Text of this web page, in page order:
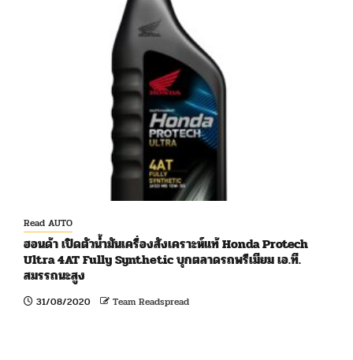
Read AUTO
ฮอนด้า เปิดตัวน้ำมันเครื่องสังเคราะห์แท้ Honda Protech
Ultra 4AT Fully Synthetic บุกตลาดรถพรีเมียม เอ.ที.
สมรรถนะสูง
31/08/2020 Team Readspread